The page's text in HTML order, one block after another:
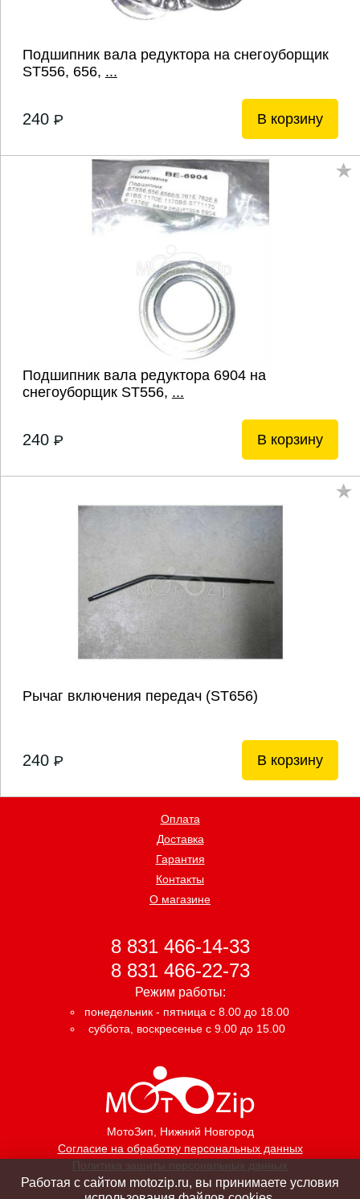
Подшипник вала редуктора на снегоуборщик
ST556, 656, ...
240 P В корзину
Подшипник вала редуктора 6904 на
снегоуборщик ST556, ...
240 P В корзину
Рычаг включения передач (ST656)
240 P В корзину
МотоЗип, Нижний Новгород
Согласие на обработку персональных данных
Политика защиты персональных данных
Оплата
Доставка
Гарантия
Контакты
О магазине
8 831 466-14-33
8 831 466-22-73
Режим работы:
понедельник - пятница с 8.00 до 18.00
суббота, воскресенье с 9.00 до 15.00
Работая с сайтом motozip.ru, вы принимаете условия